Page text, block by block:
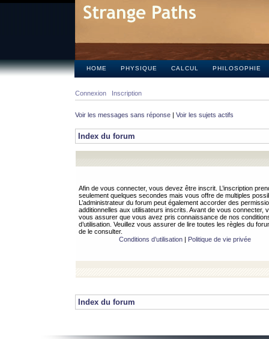
HOME PHYSIQUE CALCUL PHILOSOPHIE
Connexion Inscription
Voir les messages sans réponse | Voir les sujets actifs
Index du forum
Afin de vous connecter, vous devez être inscrit. L’inscription
seulement quelques secondes mais vous offre de multiples
L’administrateur du forum peut également accorder des
additionnelles aux utilisateurs inscrits. Avant de vous connecter,
vous assurer que vous avez pris connaissance de nos
d’utilisation. Veuillez vous assurer de lire toutes les règles du
de le consulter.
Conditions d’utilisation| Politique de vie privée
Index du forum